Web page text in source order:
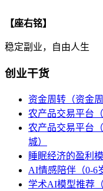
【座右铭】
稳定副业，自由人生
创业干货
资金周转（资金周
农产品交易平台
农产品交易平台
城）
睡眠经济的盈利
AI情感陪伴（0-6
学术AI模型推荐